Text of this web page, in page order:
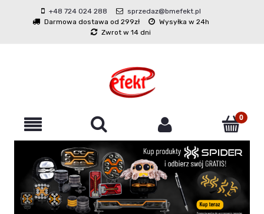
+48 724 024 288
sprzedaz@bmefekt.pl
Darmowa dostawa od 299zł
Wysyłka w 24h
Zwrot w 14 dni